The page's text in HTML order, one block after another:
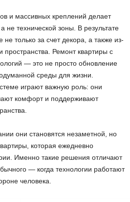
и массивных креплений делает
не технической зоны. В результате
только за счет декора, а также из-
пространства. Ремонт квартиры с
— это не просто обновление
среды для жизни.
играют важную роль: они
комфорт и поддерживают
они становятся незаметной, но
которая ежедневно
Именно такие решения отличают
— когда технологии работают
человека.